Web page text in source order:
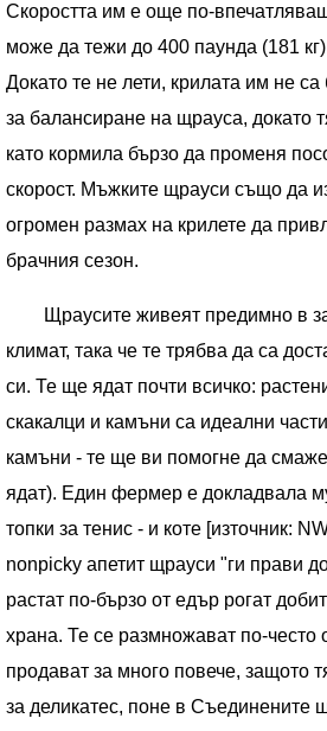
Скоростта им е още по-
може да тежи до 400 паунда (181
Докато те не лети, крилата им не
за балансиране на щрауса, докато
като кормила бързо да променя
скорост. Мъжките щрауси също да
огромен размах на крилете да
брачния сезон.
Щраусите живеят предимно в
климат, така че те трябва да са
си. Те ще ядат почти всичко:
скакалци и камъни са идеални
камъни - те ще ви помогне да
ядат). Един фермер е докладвала
топки за тенис - и коте [източник:
nonpicky апетит щрауси "ги прави
растат по-бързо от едър рогат
храна. Те се размножават по-често
продават за много повече, защото
за деликатес, поне в Съединените